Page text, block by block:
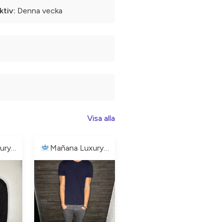
Denna vecka
Visa alla
Mañana Luxury🏝️ Mañana Luxury🏝️